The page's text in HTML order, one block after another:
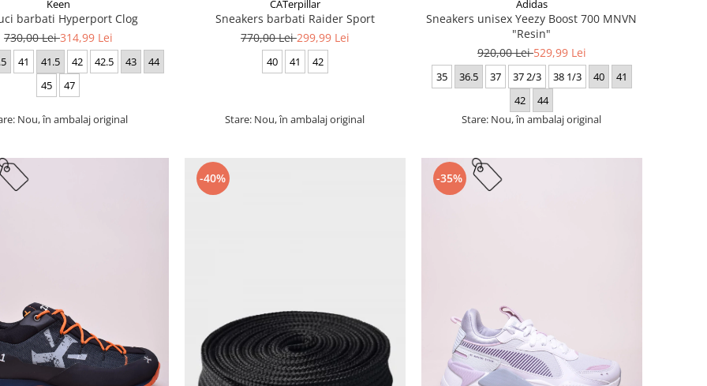
Keen
barbati Hyperport Clog
730,00 Lei314,99 Lei
41 41.5 42 42.5 43
44
45
47
Nou, în ambalaj original
CATerpillar
Sneakers barbati Raider Sport
770,00 Lei299,99 Lei
40 41 42
Stare: Nou, în ambalaj original
Adidas
Sneakers unisex Yeezy Boost 700 MNVN
"Resin"
920,00 Lei529,99 Lei
35 36.5 37 37 2/3 38 1/3 40
41
42
44
Stare: Nou, în ambalaj original
-40% -35%